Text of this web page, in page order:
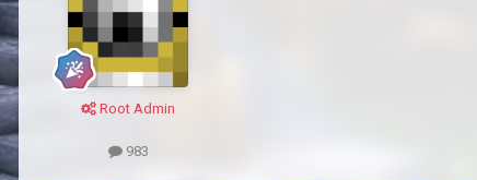
Root Admin
983